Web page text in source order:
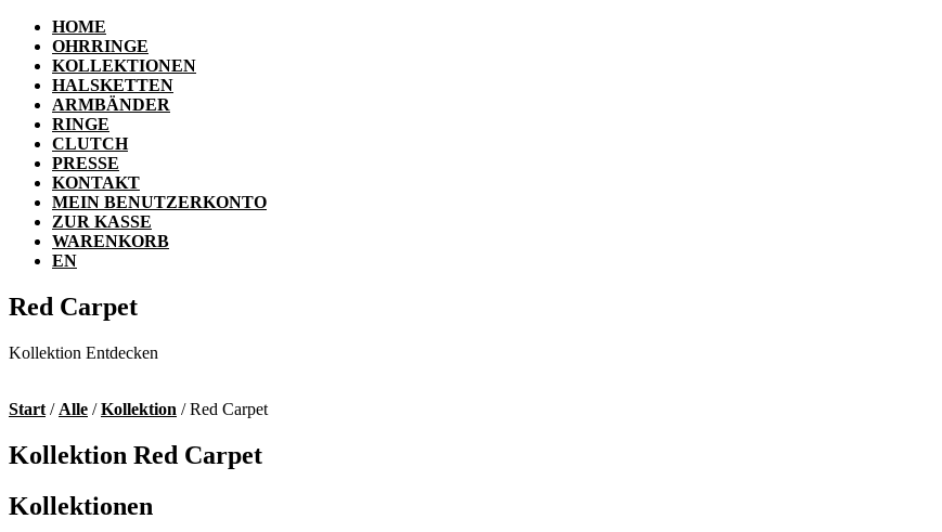
HOME
OHRRINGE
KOLLEKTIONEN
HALSKETTEN
ARMBÄNDER
RINGE
CLUTCH
PRESSE
KONTAKT
MEIN BENUTZERKONTO
ZUR KASSE
WARENKORB
EN
Red Carpet
Kollektion Entdecken
Start / Alle /Kollektion / Red Carpet
Kollektion Red Carpet
Kollektionen